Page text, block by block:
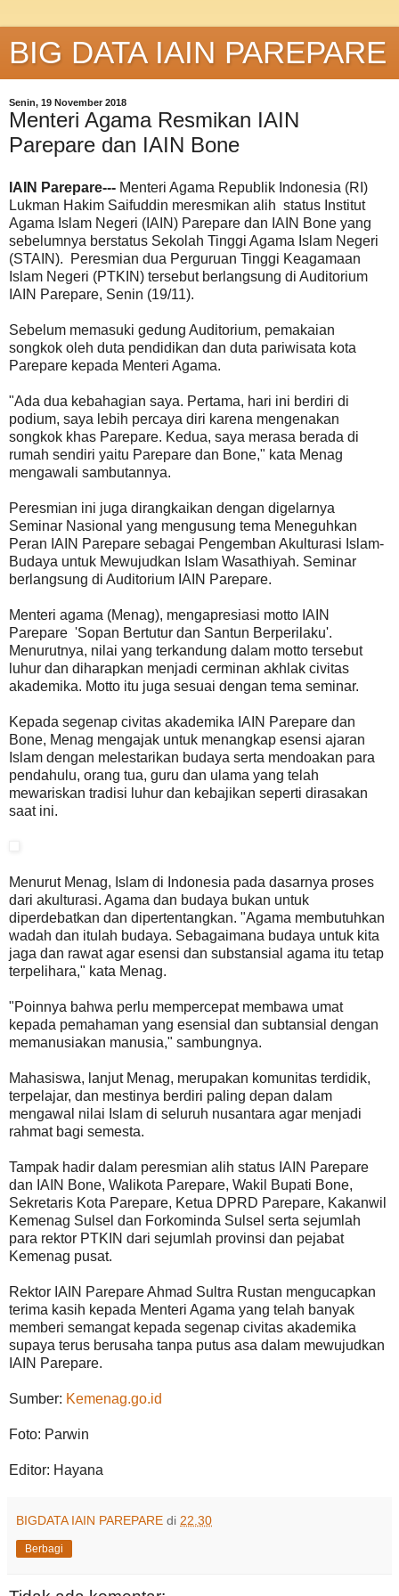
BIG DATA IAIN PAREPARE
Senin, 19 November 2018
Menteri Agama Resmikan IAIN
Parepare dan IAIN Bone
IAIN Parepare--- Menteri Agama Republik Indonesia (RI)
Lukman Hakim Saifuddin meresmikan alih status Institut
Agama Islam Negeri (IAIN) Parepare dan IAIN Bone yang
sebelumnya berstatus Sekolah Tinggi Agama Islam Negeri
(STAIN). Peresmian dua Perguruan Tinggi Keagamaan
Islam Negeri (PTKIN) tersebut berlangsung di Auditorium
IAIN Parepare, Senin (19/11).
Sebelum memasuki gedung Auditorium, pemakaian
songkok oleh duta pendidikan dan duta pariwisata kota
Parepare kepada Menteri Agama.
"Ada dua kebahagian saya. Pertama, hari ini berdiri di
podium, saya lebih percaya diri karena mengenakan
songkok khas Parepare. Kedua, saya merasa berada di
rumah sendiri yaitu Parepare dan Bone," kata Menag
mengawali sambutannya.
Peresmian ini juga dirangkaikan dengan digelarnya
Seminar Nasional yang mengusung tema Meneguhkan
Peran IAIN Parepare sebagai Pengemban Akulturasi Islam-
Budaya untuk Mewujudkan Islam Wasathiyah. Seminar
berlangsung di Auditorium IAIN Parepare.
Menteri agama (Menag), mengapresiasi motto IAIN
Parepare 'Sopan Bertutur dan Santun Berperilaku'.
Menurutnya, nilai yang terkandung dalam motto tersebut
luhur dan diharapkan menjadi cerminan akhlak civitas
akademika. Motto itu juga sesuai dengan tema seminar.
Kepada segenap civitas akademika IAIN Parepare dan
Bone, Menag mengajak untuk menangkap esensi ajaran
Islam dengan melestarikan budaya serta mendoakan para
pendahulu, orang tua, guru dan ulama yang telah
mewariskan tradisi luhur dan kebajikan seperti dirasakan
saat ini.
Menurut Menag, Islam di Indonesia pada dasarnya proses
dari akulturasi. Agama dan budaya bukan untuk
diperdebatkan dan dipertentangkan. "Agama membutuhkan
wadah dan itulah budaya. Sebagaimana budaya untuk kita
jaga dan rawat agar esensi dan substansial agama itu tetap
terpelihara," kata Menag.
"Poinnya bahwa perlu mempercepat membawa umat
kepada pemahaman yang esensial dan subtansial dengan
memanusiakan manusia," sambungnya.
Mahasiswa, lanjut Menag, merupakan komunitas terdidik,
terpelajar, dan mestinya berdiri paling depan dalam
mengawal nilai Islam di seluruh nusantara agar menjadi
rahmat bagi semesta.
Tampak hadir dalam peresmian alih status IAIN Parepare
dan IAIN Bone, Walikota Parepare, Wakil Bupati Bone,
Sekretaris Kota Parepare, Ketua DPRD Parepare, Kakanwil
Kemenag Sulsel dan Forkominda Sulsel serta sejumlah
para rektor PTKIN dari sejumlah provinsi dan pejabat
Kemenag pusat.
Rektor IAIN Parepare Ahmad Sultra Rustan mengucapkan
terima kasih kepada Menteri Agama yang telah banyak
memberi semangat kepada segenap civitas akademika
supaya terus berusaha tanpa putus asa dalam mewujudkan
IAIN Parepare.
Sumber: Kemenag.go.id
Foto: Parwin
Editor: Hayana
BIGDATA IAIN PAREPARE di 22.30
Berbagi